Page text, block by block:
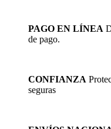
PAGO EN LÍNEA
de pago.
CONFIANZA
seguras